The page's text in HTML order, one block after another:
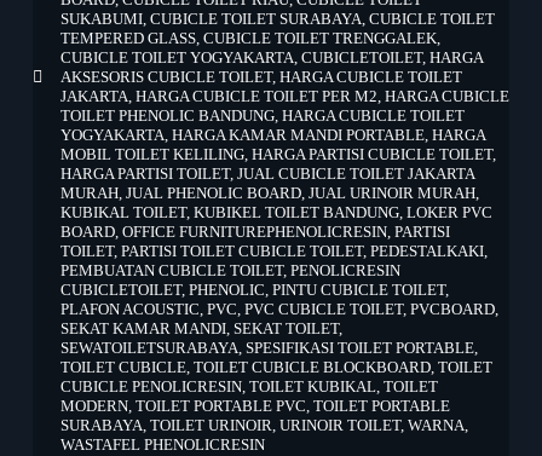
SUKABUMI, CUBICLE TOILET SURABAYA, CUBICLE TOILET
TEMPERED GLASS, CUBICLE TOILET TRENGGALEK,
CUBICLE TOILET YOGYAKARTA, CUBICLETOILET, HARGA
AKSESORIS CUBICLE TOILET, HARGA CUBICLE TOILET
JAKARTA, HARGA CUBICLE TOILET PER M2, HARGA CUBICLE
TOILET PHENOLIC BANDUNG, HARGA CUBICLE TOILET
YOGYAKARTA, HARGA KAMAR MANDI PORTABLE, HARGA
MOBIL TOILET KELILING, HARGA PARTISI CUBICLE TOILET,
HARGA PARTISI TOILET, JUAL CUBICLE TOILET JAKARTA
MURAH, JUAL PHENOLIC BOARD, JUAL URINOIR MURAH,
KUBIKAL TOILET, KUBIKEL TOILET BANDUNG, LOKER PVC
BOARD, OFFICE FURNITUREPHENOLICRESIN, PARTISI
TOILET, PARTISI TOILET CUBICLE TOILET, PEDESTALKAKI,
PEMBUATAN CUBICLE TOILET, PENOLICRESIN
CUBICLETOILET, PHENOLIC, PINTU CUBICLE TOILET,
PLAFON ACOUSTIC, PVC, PVC CUBICLE TOILET, PVCBOARD,
SEKAT KAMAR MANDI, SEKAT TOILET,
SEWATOILETSURABAYA, SPESIFIKASI TOILET PORTABLE,
TOILET CUBICLE, TOILET CUBICLE BLOCKBOARD, TOILET
CUBICLE PENOLICRESIN, TOILET KUBIKAL, TOILET
MODERN, TOILET PORTABLE PVC, TOILET PORTABLE
SURABAYA, TOILET URINOIR, URINOIR TOILET, WARNA,
WASTAFEL PHENOLICRESIN